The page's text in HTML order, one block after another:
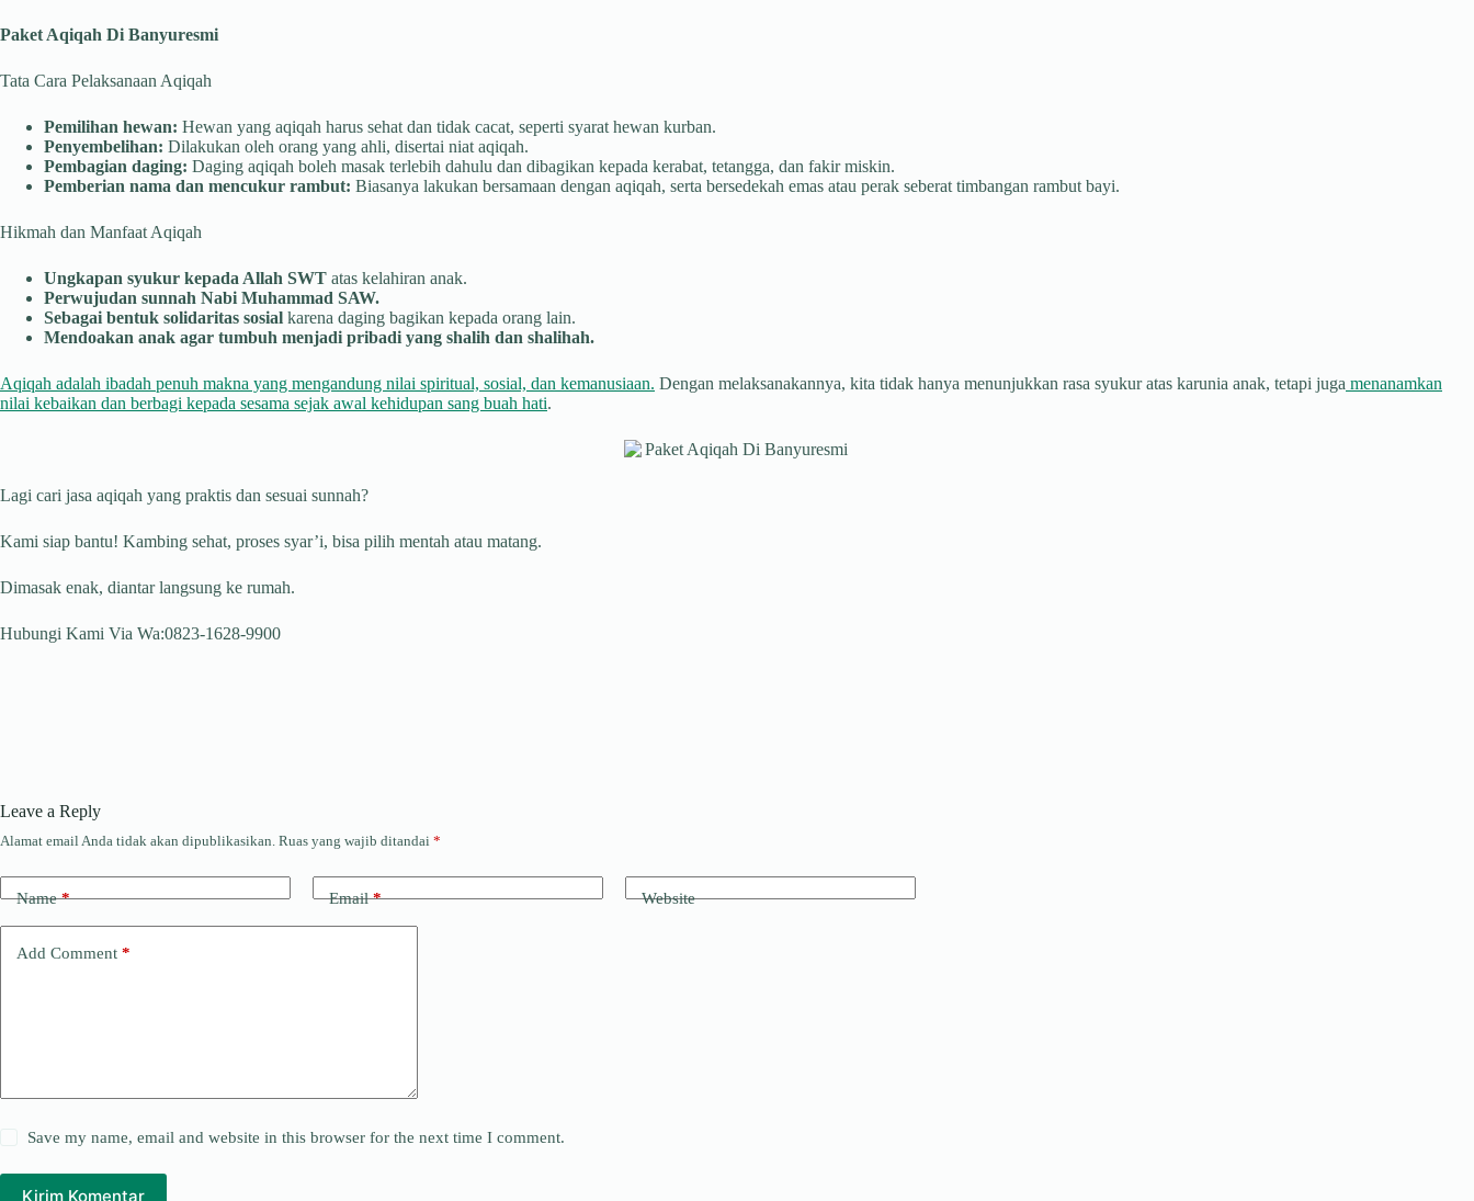
Paket Aqiqah Di Banyuresmi
Tata Cara Pelaksanaan Aqiqah
Pemilihan hewan: Hewan yang aqiqah harus sehat dan tidak cacat, seperti syarat hewan kurban.
Penyembelihan: Dilakukan oleh orang yang ahli, disertai niat aqiqah.
Pembagian daging: Daging aqiqah boleh masak terlebih dahulu dan dibagikan kepada kerabat, tetangga, dan fakir miskin.
Pemberian nama dan mencukur rambut: Biasanya lakukan bersamaan dengan aqiqah, serta bersedekah emas atau perak seberat timbangan rambut bayi.
Hikmah dan Manfaat Aqiqah
Ungkapan syukur kepada Allah SWT atas kelahiran anak.
Perwujudan sunnah Nabi Muhammad SAW.
Sebagai bentuk solidaritas sosial karena daging bagikan kepada orang lain.
Mendoakan anak agar tumbuh menjadi pribadi yang shalih dan shalihah.
Aqiqah adalah ibadah penuh makna yang mengandung nilai spiritual, sosial, dan kemanusiaan. Dengan melaksanakannya, kita tidak hanya menunjukkan rasa syukur atas karunia anak, tetapi juga menanamkan
nilai kebaikan dan berbagi kepada sesama sejak awal kehidupan sang buah hati.
Lagi cari jasa aqiqah yang praktis dan sesuai sunnah?
Kami siap bantu! Kambing sehat, proses syar’i, bisa pilih mentah atau matang.
Dimasak enak, diantar langsung ke rumah.
Hubungi Kami Via Wa:0823-1628-9900
Leave a Reply
Alamat email Anda tidak akan dipublikasikan. Ruas yang wajib ditandai *
Name* Email* Website
Add Comment *
Save my name, email and website in this browser for the next time I comment.
Kirim Komentar